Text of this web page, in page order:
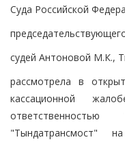
Суда Российской
судей Антоновой М.К.,
рассмотрела в
кассационной
ответственностью
"Тындатрансмост"